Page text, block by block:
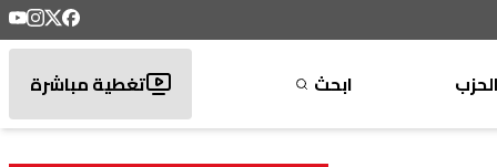
الحزب ابحث تغطية مباشرة